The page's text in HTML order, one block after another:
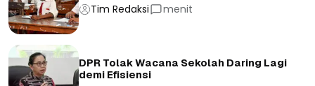
Tim Redaksi menit
DPR Tolak Wacana Sekolah Daring Lagi
demi Efisiensi